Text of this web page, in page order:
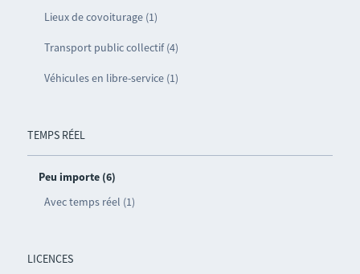
Lieux de covoiturage (1)
Transport public collectif (4)
Véhicules en libre-service (1)
TEMPS RÉEL
Peu importe (6)
Avec temps réel (1)
LICENCES